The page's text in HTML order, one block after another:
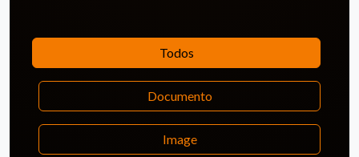
Todos
Documento
Image